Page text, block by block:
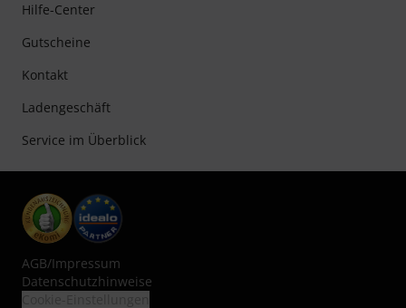
Hilfe-Center
Gutscheine
Kontakt
Ladengeschäft
Service im Überblick
AGB/Impressum
Datenschutzhinweise